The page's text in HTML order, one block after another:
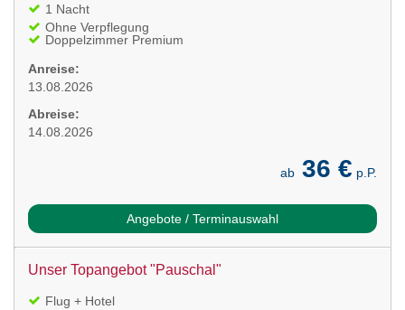
1 Nacht
Ohne Verpflegung
Doppelzimmer Premium
Anreise:
13.08.2026
Abreise:
14.08.2026
ab 36 € p.P.
Angebote / Terminauswahl
Unser Topangebot "Pauschal"
Flug + Hotel